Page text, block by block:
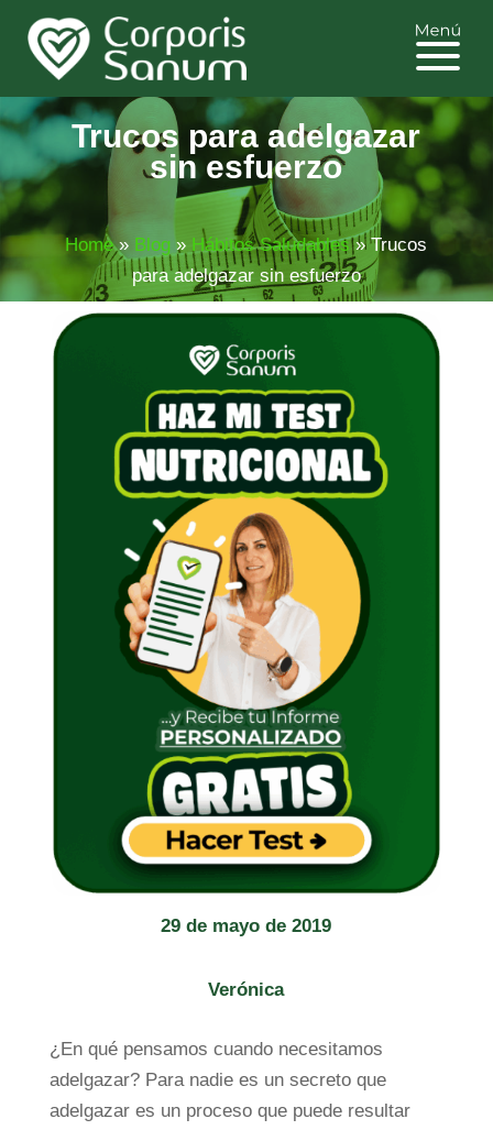
Trucos para adelgazar
sin esfuerzo
Home» Blog » Hábitos Saludables»Trucos
para adelgazar sin esfuerzo
29 de mayo de 2019
Verónica
¿En qué pensamos cuando necesitamos
adelgazar? Para nadie es un secreto que
adelgazar es un proceso que puede resultar